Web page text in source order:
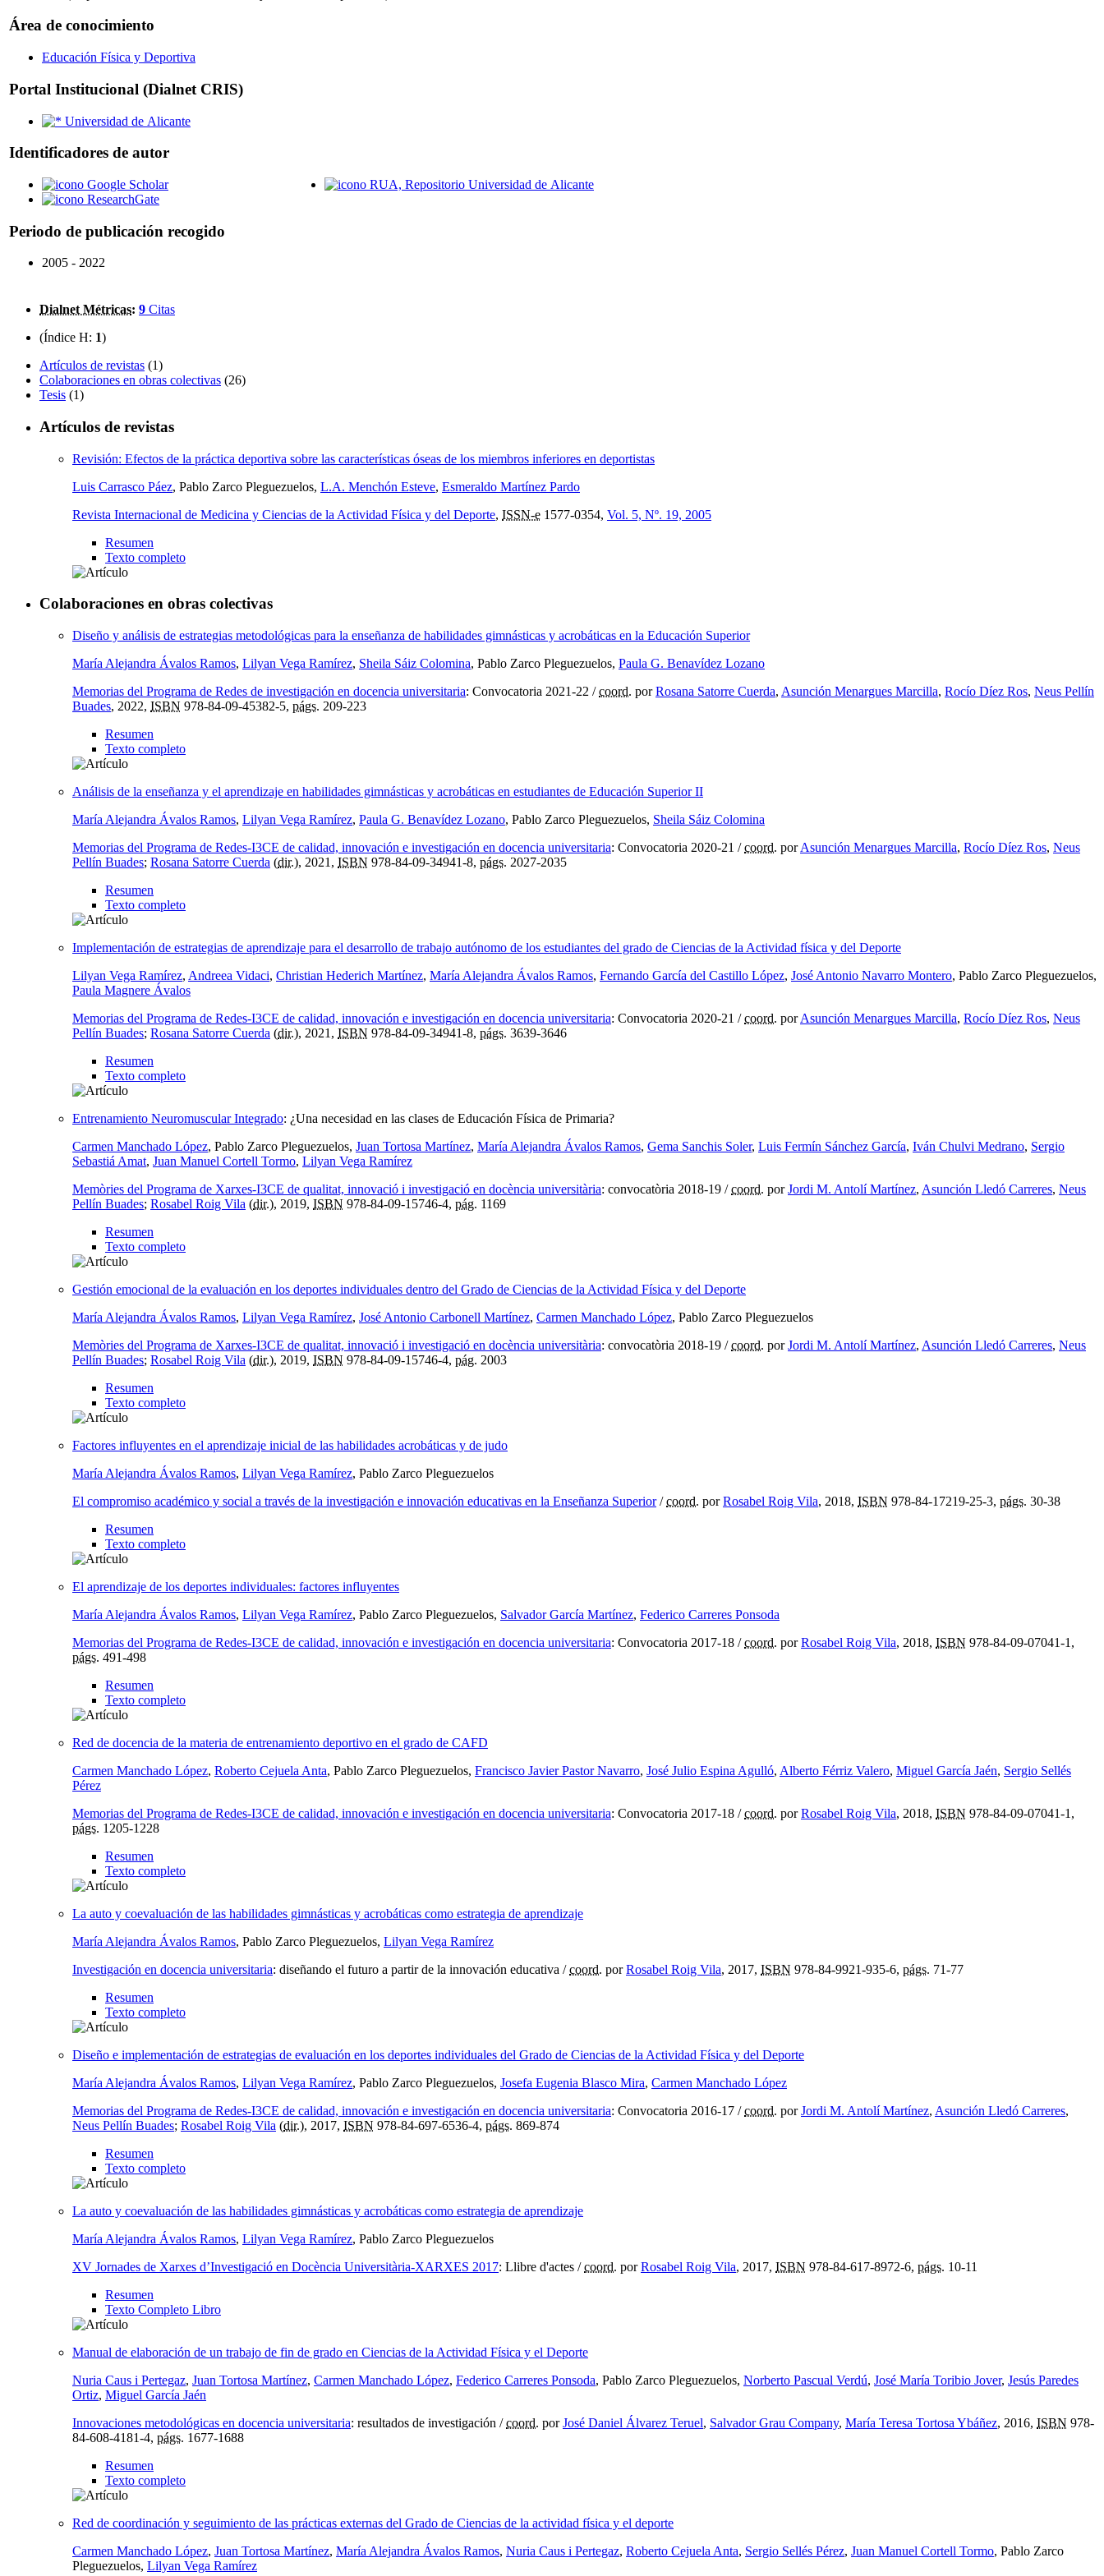
Área de conocimiento
Educación Física y Deportiva
Portal Institucional (Dialnet CRIS)
Universidad de Alicante
Identificadores de autor
Google Scholar
ResearchGate
RUA, Repositorio Universidad de Alicante
Periodo de publicación recogido
2005 - 2022
Dialnet Métricas: 9 Citas
(Índice H: 1)
Artículos de revistas (1)
Colaboraciones en obras colectivas (26)
Tesis (1)
Artículos de revistas
Revisión: Efectos de la práctica deportiva sobre las características óseas de los miembros inferiores en deportistas
Luis Carrasco Páez, Pablo Zarco Pleguezuelos, L.A. Menchón Esteve, Esmeraldo Martínez Pardo
Revista Internacional de Medicina y Ciencias de la Actividad Física y del Deporte, ISSN-e 1577-0354, Vol. 5, Nº. 19, 2005
Resumen
Texto completo
Colaboraciones en obras colectivas
Diseño y análisis de estrategias metodológicas para la enseñanza de habilidades gimnásticas y acrobáticas en la Educación Superior
María Alejandra Ávalos Ramos, Lilyan Vega Ramírez, Sheila Sáiz Colomina, Pablo Zarco Pleguezuelos, Paula G. Benavídez Lozano
Memorias del Programa de Redes de investigación en docencia universitaria: Convocatoria 2021-22 /coord. porRosana Satorre Cuerda, Asunción Menargues Marcilla, Rocío Díez Ros, Neus Pellín
Buades, 2022, ISBN 978-84-09-45382-5, págs. 209-223
Resumen
Texto completo
Análisis de la enseñanza y el aprendizaje en habilidades gimnásticas y acrobáticas en estudiantes de Educación Superior II
María Alejandra Ávalos Ramos, Lilyan Vega Ramírez, Paula G. Benavídez Lozano, Pablo Zarco Pleguezuelos, Sheila Sáiz Colomina
Memorias del Programa de Redes-I3CE de calidad, innovación e investigación en docencia universitaria: Convocatoria 2020-21 /coord. porAsunción Menargues Marcilla, Rocío Díez Ros, Neus
Pellín Buades; Rosana Satorre Cuerda (dir.), 2021, ISBN 978-84-09-34941-8, págs. 2027-2035
Resumen
Texto completo
Implementación de estrategias de aprendizaje para el desarrollo de trabajo autónomo de los estudiantes del grado de Ciencias de la Actividad física y del Deporte
Lilyan Vega Ramírez, Andreea Vidaci, Christian Hederich Martínez, María Alejandra Ávalos Ramos, Fernando García del Castillo López, José Antonio Navarro Montero, Pablo Zarco Pleguezuelos,
Paula Magnere Ávalos
Memorias del Programa de Redes-I3CE de calidad, innovación e investigación en docencia universitaria: Convocatoria 2020-21 /coord. porAsunción Menargues Marcilla, Rocío Díez Ros, Neus
Pellín Buades; Rosana Satorre Cuerda (dir.), 2021, ISBN 978-84-09-34941-8, págs. 3639-3646
Resumen
Texto completo
Entrenamiento Neuromuscular Integrado: ¿Una necesidad en las clases de Educación Física de Primaria?
Carmen Manchado López, Pablo Zarco Pleguezuelos, Juan Tortosa Martínez, María Alejandra Ávalos Ramos, Gema Sanchis Soler, Luis Fermín Sánchez García, Iván Chulvi Medrano, Sergio
Sebastiá Amat, Juan Manuel Cortell Tormo, Lilyan Vega Ramírez
Memòries del Programa de Xarxes-I3CE de qualitat, innovació i investigació en docència universitària: convocatòria 2018-19 /coord. porJordi M. Antolí Martínez, Asunción Lledó Carreres, Neus
Pellín Buades; Rosabel Roig Vila (dir.), 2019, ISBN 978-84-09-15746-4, pág. 1169
Resumen
Texto completo
Gestión emocional de la evaluación en los deportes individuales dentro del Grado de Ciencias de la Actividad Física y del Deporte
María Alejandra Ávalos Ramos, Lilyan Vega Ramírez, José Antonio Carbonell Martínez, Carmen Manchado López, Pablo Zarco Pleguezuelos
Memòries del Programa de Xarxes-I3CE de qualitat, innovació i investigació en docència universitària: convocatòria 2018-19 /coord. porJordi M. Antolí Martínez, Asunción Lledó Carreres, Neus
Pellín Buades; Rosabel Roig Vila (dir.), 2019, ISBN 978-84-09-15746-4, pág. 2003
Resumen
Texto completo
Factores influyentes en el aprendizaje inicial de las habilidades acrobáticas y de judo
María Alejandra Ávalos Ramos, Lilyan Vega Ramírez, Pablo Zarco Pleguezuelos
El compromiso académico y social a través de la investigación e innovación educativas en la Enseñanza Superior/coord. porRosabel Roig Vila, 2018, ISBN 978-84-17219-25-3, págs. 30-38
Resumen
Texto completo
El aprendizaje de los deportes individuales: factores influyentes
María Alejandra Ávalos Ramos, Lilyan Vega Ramírez, Pablo Zarco Pleguezuelos, Salvador García Martínez, Federico Carreres Ponsoda
Memorias del Programa de Redes-I3CE de calidad, innovación e investigación en docencia universitaria: Convocatoria 2017-18 /coord. porRosabel Roig Vila, 2018, ISBN 978-84-09-07041-1,
págs. 491-498
Resumen
Texto completo
Red de docencia de la materia de entrenamiento deportivo en el grado de CAFD
Carmen Manchado López, Roberto Cejuela Anta, Pablo Zarco Pleguezuelos, Francisco Javier Pastor Navarro, José Julio Espina Agulló, Alberto Férriz Valero, Miguel García Jaén, Sergio Sellés
Pérez
Memorias del Programa de Redes-I3CE de calidad, innovación e investigación en docencia universitaria: Convocatoria 2017-18 /coord. porRosabel Roig Vila, 2018, ISBN 978-84-09-07041-1,
págs. 1205-1228
Resumen
Texto completo
La auto y coevaluación de las habilidades gimnásticas y acrobáticas como estrategia de aprendizaje
María Alejandra Ávalos Ramos, Pablo Zarco Pleguezuelos, Lilyan Vega Ramírez
Investigación en docencia universitaria: diseñando el futuro a partir de la innovación educativa /coord. porRosabel Roig Vila, 2017, ISBN 978-84-9921-935-6, págs. 71-77
Resumen
Texto completo
Diseño e implementación de estrategias de evaluación en los deportes individuales del Grado de Ciencias de la Actividad Física y del Deporte
María Alejandra Ávalos Ramos, Lilyan Vega Ramírez, Pablo Zarco Pleguezuelos, Josefa Eugenia Blasco Mira, Carmen Manchado López
Memorias del Programa de Redes-I3CE de calidad, innovación e investigación en docencia universitaria: Convocatoria 2016-17 /coord. porJordi M. Antolí Martínez, Asunción Lledó Carreres,
Neus Pellín Buades; Rosabel Roig Vila (dir.), 2017, ISBN 978-84-697-6536-4, págs. 869-874
Resumen
Texto completo
La auto y coevaluación de las habilidades gimnásticas y acrobáticas como estrategia de aprendizaje
María Alejandra Ávalos Ramos, Lilyan Vega Ramírez, Pablo Zarco Pleguezuelos
XV Jornades de Xarxes d’Investigació en Docència Universitària-XARXES 2017: Llibre d'actes /coord. porRosabel Roig Vila, 2017, ISBN 978-84-617-8972-6, págs. 10-11
Resumen
Texto Completo Libro
Manual de elaboración de un trabajo de fin de grado en Ciencias de la Actividad Física y el Deporte
Nuria Caus i Pertegaz, Juan Tortosa Martínez, Carmen Manchado López, Federico Carreres Ponsoda, Pablo Zarco Pleguezuelos, Norberto Pascual Verdú, José María Toribio Jover, Jesús Paredes
Ortiz, Miguel García Jaén
Innovaciones metodológicas en docencia universitaria: resultados de investigación /coord. porJosé Daniel Álvarez Teruel, Salvador Grau Company, María Teresa Tortosa Ybáñez, 2016, ISBN 978-
84-608-4181-4, págs. 1677-1688
Resumen
Texto completo
Red de coordinación y seguimiento de las prácticas externas del Grado de Ciencias de la actividad física y el deporte
Carmen Manchado López, Juan Tortosa Martínez, María Alejandra Ávalos Ramos, Nuria Caus i Pertegaz, Roberto Cejuela Anta, Sergio Sellés Pérez, Juan Manuel Cortell Tormo, Pablo Zarco
Pleguezuelos, Lilyan Vega Ramírez